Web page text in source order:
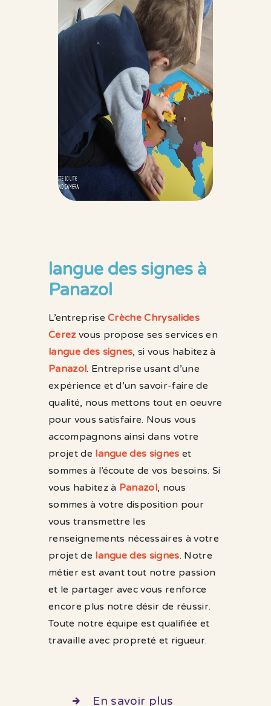
langue des signes à
Panazol
L’entrepriseCrèche Chrysalides
Cerezvous propose ses services en
langue des signes, si vous habitez à
Panazol. Entreprise usant d’une
expérience et d’un savoir-faire de
qualité, nous mettons tout en oeuvre
pour vous satisfaire. Nous vous
accompagnons ainsi dans votre
projet de langue des signes et
sommes à l’écoute de vos besoins. Si
vous habitez à Panazol, nous
sommes à votre disposition pour
vous transmettre les
renseignements nécessaires à votre
projet de langue des signes. Notre
métier est avant tout notre passion
et le partager avec vous renforce
encore plus notre désir de réussir.
Toute notre équipe est qualifiée et
travaille avec propreté et rigueur.
En savoir plus